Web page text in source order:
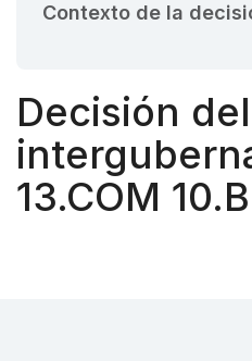
Contexto de la
Decisión
13.COM